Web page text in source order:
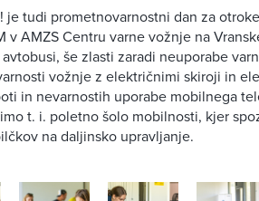
je tudi prometnovarnostni dan za
v AMZS Centru varne vožnje na
še zlasti zaradi neuporabe
vožnje z električnimi skiroji in
in nevarnostih uporabe mobilnega
t. i. poletno šolo mobilnosti, kjer
na daljinsko upravljanje.